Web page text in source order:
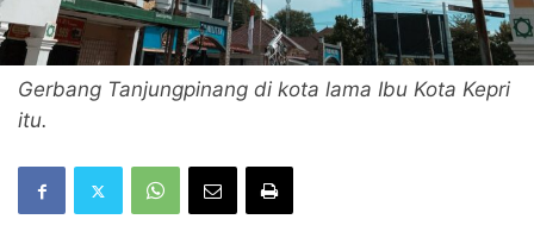
Gerbang Tanjungpinang di kota lama Ibu Kota Kepri
itu.